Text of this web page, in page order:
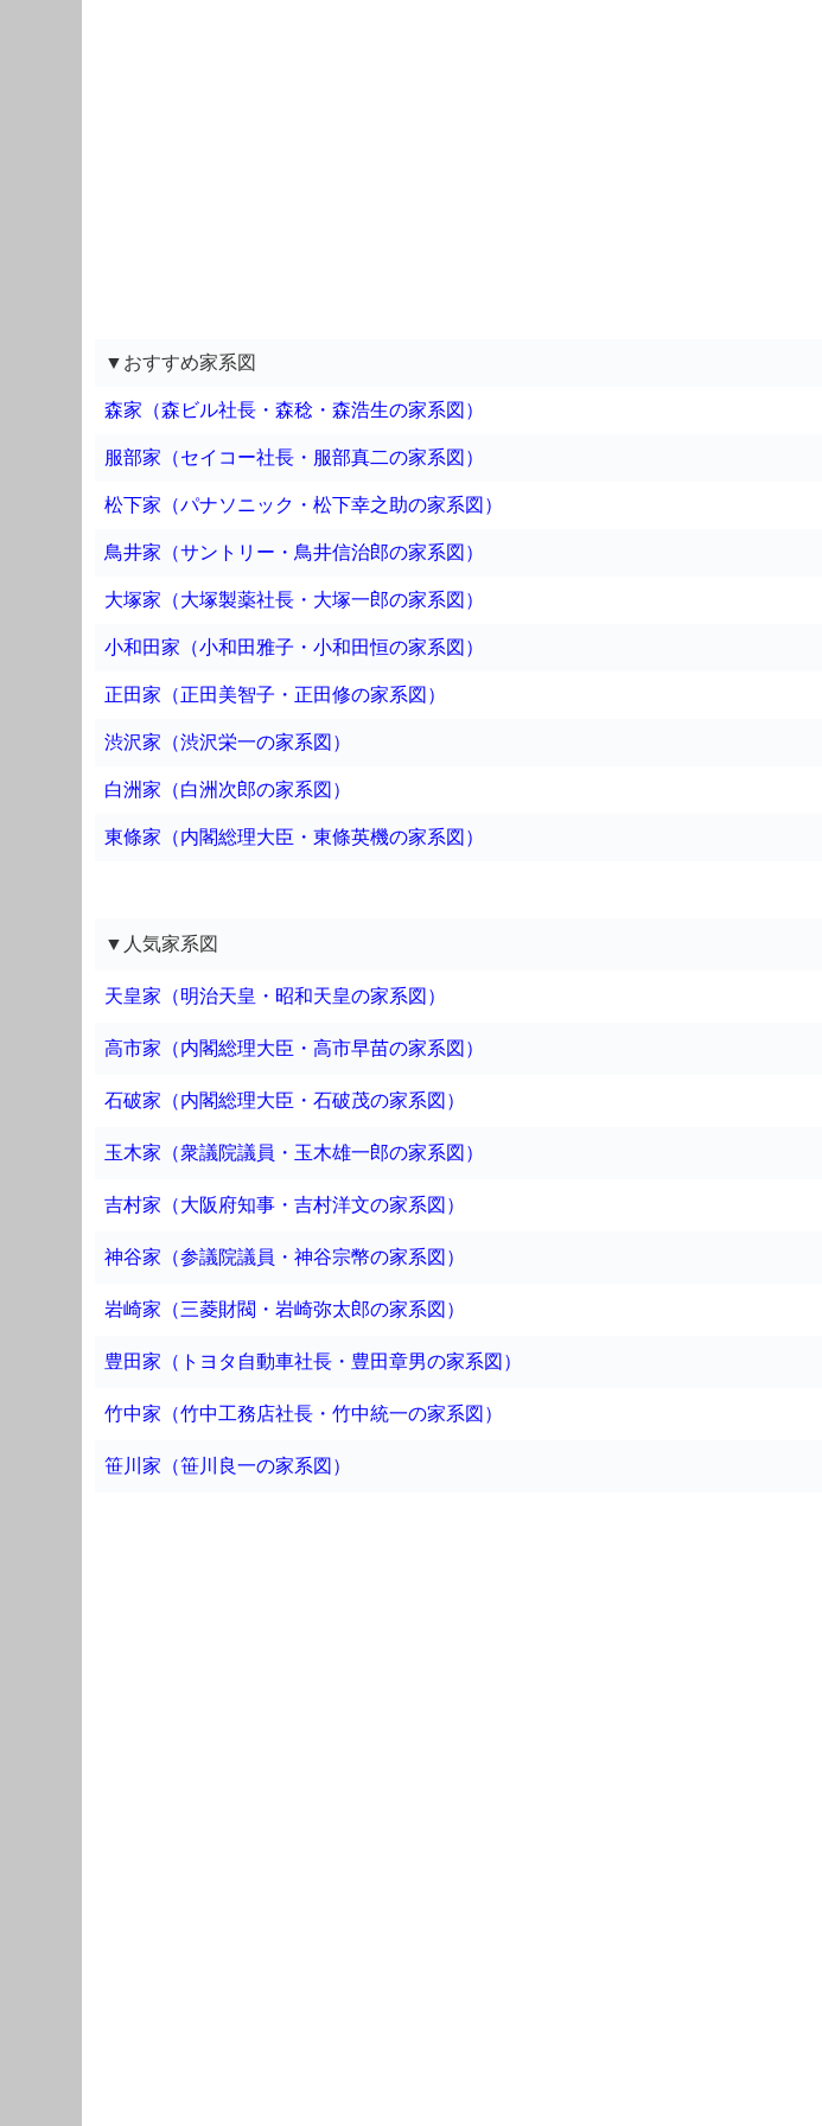
▼おすすめ家系図
森家（森ビル社長・森稔・森浩生の家系図）
服部家（セイコー社長・服部真二の家系図）
松下家（パナソニック・松下幸之助の家系図）
鳥井家（サントリー・鳥井信治郎の家系図）
大塚家（大塚製薬社長・大塚一郎の家系図）
小和田家（小和田雅子・小和田恒の家系図）
正田家（正田美智子・正田修の家系図）
渋沢家（渋沢栄一の家系図）
白洲家（白洲次郎の家系図）
東條家（内閣総理大臣・東條英機の家系図）
▼人気家系図
天皇家（明治天皇・昭和天皇の家系図）
高市家（内閣総理大臣・高市早苗の家系図）
石破家（内閣総理大臣・石破茂の家系図）
玉木家（衆議院議員・玉木雄一郎の家系図）
吉村家（大阪府知事・吉村洋文の家系図）
神谷家（参議院議員・神谷宗幣の家系図）
岩崎家（三菱財閥・岩崎弥太郎の家系図）
豊田家（トヨタ自動車社長・豊田章男の家系図）
竹中家（竹中工務店社長・竹中統一の家系図）
笹川家（笹川良一の家系図）